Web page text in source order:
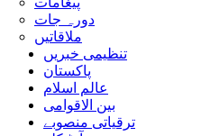
دورہ جات
ملاقاتیں
تنظیمی خبریں
پاکستان
عالم اسلام
بین الاقوامی
ترقیاتی منصوبے